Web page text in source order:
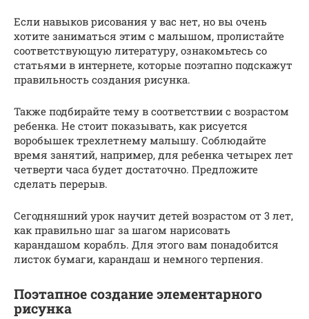
Если навыков рисования у вас нет, но вы очень
хотите заниматься этим с малышом, пролистайте
соответствующую литературу, ознакомьтесь со
статьями в интернете, которые поэтапно подскажут
правильность создания рисунка.
Также подбирайте тему в соответствии с возрастом
ребенка. Не стоит показывать, как рисуется
воробышек трехлетнему малышу. Соблюдайте
время занятий, например, для ребенка четырех лет
четверти часа будет достаточно. Предложите
сделать перерыв.
Сегодняшний урок научит детей возрастом от 3 лет,
как правильно шаг за шагом нарисовать
карандашом корабль. Для этого вам понадобится
листок бумаги, карандаш и немного терпения.
Поэтапное создание элементарного
рисунка